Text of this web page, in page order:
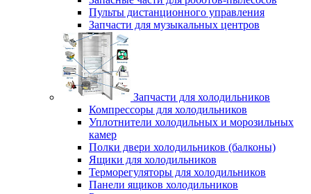
Пульты дистанционного управления
Запчасти для музыкальных центров
Запчасти для холодильников
Компрессоры для холодильников
Уплотнители холодильных и морозильных
камер
Полки двери холодильников (балконы)
Ящики для холодильников
Терморегуляторы для холодильников
Панели ящиков холодильников